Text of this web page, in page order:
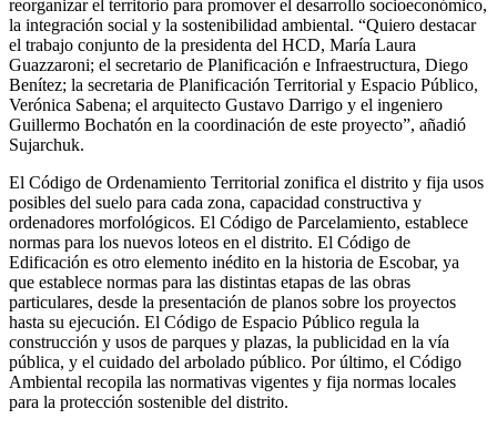
reorganizar el territorio para promover el desarrollo socioeconómico,
la integración social y la sostenibilidad ambiental. “Quiero destacar
el trabajo conjunto de la presidenta del HCD, María Laura
Guazzaroni; el secretario de Planificación e Infraestructura, Diego
Benítez; la secretaria de Planificación Territorial y Espacio Público,
Verónica Sabena; el arquitecto Gustavo Darrigo y el ingeniero
Guillermo Bochatón en la coordinación de este proyecto”, añadió
Sujarchuk.
El Código de Ordenamiento Territorial zonifica el distrito y fija usos
posibles del suelo para cada zona, capacidad constructiva y
ordenadores morfológicos. El Código de Parcelamiento, establece
normas para los nuevos loteos en el distrito. El Código de
Edificación es otro elemento inédito en la historia de Escobar, ya
que establece normas para las distintas etapas de las obras
particulares, desde la presentación de planos sobre los proyectos
hasta su ejecución. El Código de Espacio Público regula la
construcción y usos de parques y plazas, la publicidad en la vía
pública, y el cuidado del arbolado público. Por último, el Código
Ambiental recopila las normativas vigentes y fija normas locales
para la protección sostenible del distrito.